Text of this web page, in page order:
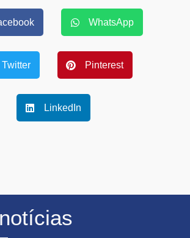
WhatsApp
Twitter Pinterest
LinkedIn